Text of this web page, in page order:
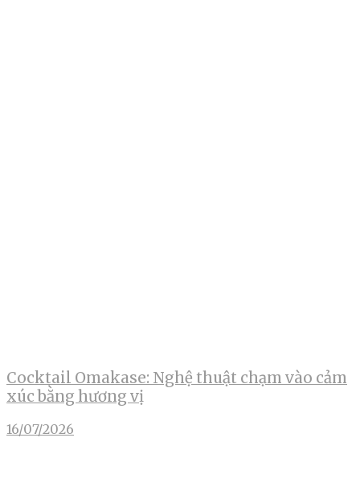
Cocktail Omakase: Nghệ thuật chạm vào cảm
xúc bằng hương vị
16/07/2026